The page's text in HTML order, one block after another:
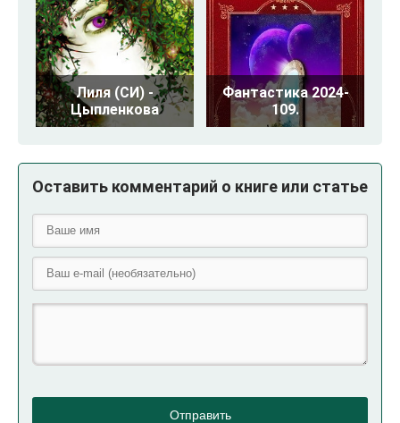
Лиля (СИ) -
Цыпленкова
Фантастика 2024-
109.
Оставить комментарий о книге или статье
Отправить